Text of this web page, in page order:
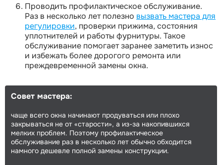
Проводить профилактическое обслуживание.
Раз в несколько лет полезно вызвать мастера для
регулировки, проверки прижима, состояния
уплотнителей и работы фурнитуры. Такое
обслуживание помогает заранее заметить износ
и избежать более дорогого ремонта или
преждевременной замены окна.
Совет мастера:
чаще всего окна начинают продуваться или плохо
закрываться не от «старости», а из-за накопившихся
мелких проблем. Поэтому профилактическое
обслуживание раз в несколько лет обычно обходится
намного дешевле полной замены конструкции.